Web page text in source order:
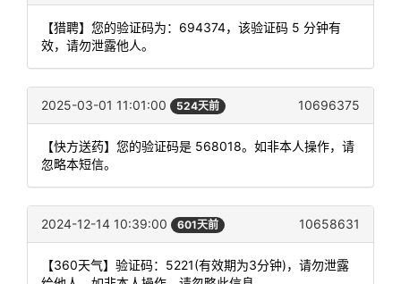
【猎聘】您的验证码为：694374，该验证码 5 分钟有
效，请勿泄露他人。
2025-03-01 11:01:00 524天前 10696375
【快方送药】您的验证码是 568018。如非本人操作，请
忽略本短信。
2024-12-14 10:39:00 601天前 10658631
【360天气】验证码：5221(有效期为3分钟)，请勿泄露